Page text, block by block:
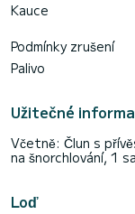
Kauce
Podmínky zrušení
Palivo
Užitečné
Včetně: Člun s
na šnorchlování, 1
Loď